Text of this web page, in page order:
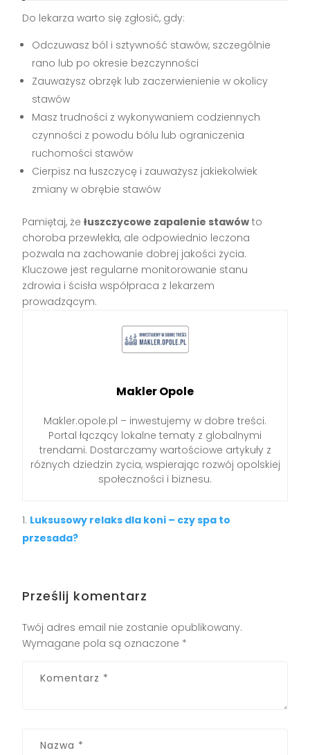
Do lekarza warto się zgłosić, gdy:
Odczuwasz ból i sztywność stawów, szczególnie
rano lub po okresie bezczynności
Zauważysz obrzęk lub zaczerwienienie w okolicy
stawów
Masz trudności z wykonywaniem codziennych
czynności z powodu bólu lub ograniczenia
ruchomości stawów
Cierpisz na łuszczycę i zauważysz jakiekolwiek
zmiany w obrębie stawów
Pamiętaj, żełuszczycowe zapalenie stawów to
choroba przewlekła, ale odpowiednio leczona
pozwala na zachowanie dobrej jakości życia.
Kluczowe jest regularne monitorowanie stanu
zdrowia i ścisła współpraca z lekarzem
prowadzącym.
Makler Opole
Makler.opole.pl – inwestujemy w dobre treści.
Portal łączący lokalne tematy z globalnymi
trendami. Dostarczamy wartościowe artykuły z
różnych dziedzin życia, wspierając rozwój opolskiej
społeczności i biznesu.
Luksusowy relaks dla koni – czy spa to
przesada?
Prześlij komentarz
Twój adres email nie zostanie opublikowany.
Wymagane pola są oznaczone *